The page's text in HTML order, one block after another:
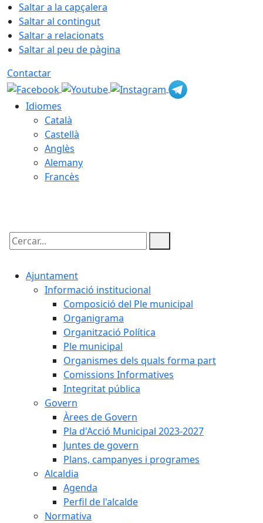
Saltar a la capçalera
Saltar al contingut
Saltar a relacionats
Saltar al peu de pàgina
Contactar
Idiomes
Català
Castellà
Anglès
Alemany
Francès
Cercar:
Ajuntament
Informació institucional
Composició del Ple municipal
Organigrama
Organització Política
Ple municipal
Organismes dels quals forma part
Comissions Informatives
Integritat pública
Govern
Àrees de Govern
Pla d'Acció Municipal 2023-2027
Juntes de govern
Plans, campanyes i programes
Alcaldia
Agenda
Perfil de l'alcalde
Normativa